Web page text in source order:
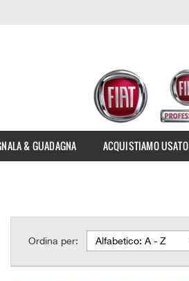
& GUADAGNA ACQUISTIAMO USATO
Ordina per: